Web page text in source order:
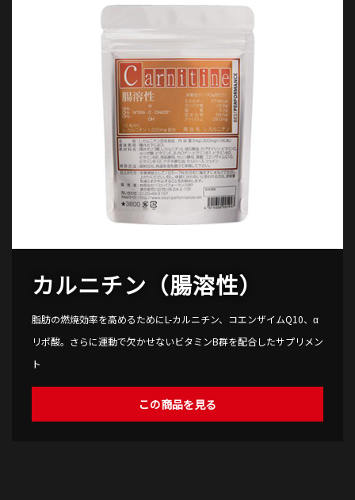
カルニチン（腸溶性）
脂肪の燃焼効率を高めるためにL-カルニチン、コエンザイムQ10、α
リポ酸。さらに運動で欠かせないビタミンB群を配合したサプリメン
ト
この商品を見る